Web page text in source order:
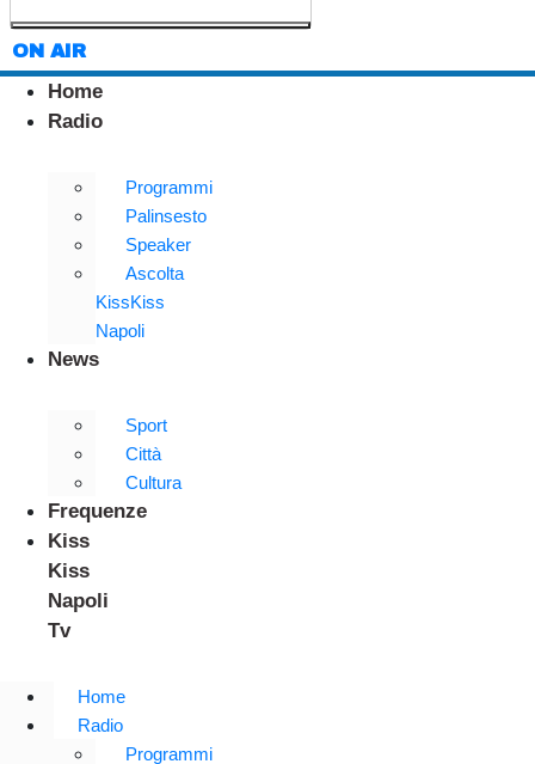
ON AIR
Home
Radio
Programmi
Palinsesto
Speaker
Ascolta
KissKiss
Napoli
News
Sport
Città
Cultura
Frequenze
Kiss
Kiss
Napoli
Tv
Home
Radio
Programmi